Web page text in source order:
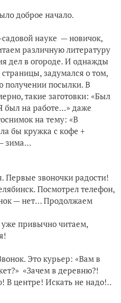
доброе начало.
науке — новичок,
различную литературу
дел в огороде. И однажды
задумался о том,
получении посылки. В
такие заготовки: «Был
на работе...» даже
на тему: «В
бы кружка с кофе +
зима...
Первые звоночки радости!
Посмотрел телефон,
— нет… Продолжаем
привычно читаем,
Это курьер: «Вам в
«Зачем в деревню?!
В центре! Искать не надо!..